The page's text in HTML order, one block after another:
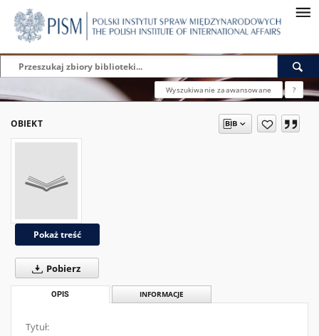
Wyszukiwanie zaawansowane ?
OBIEKT
Pokaż treść
Pobierz
OPIS INFORMACJE
Tytuł: